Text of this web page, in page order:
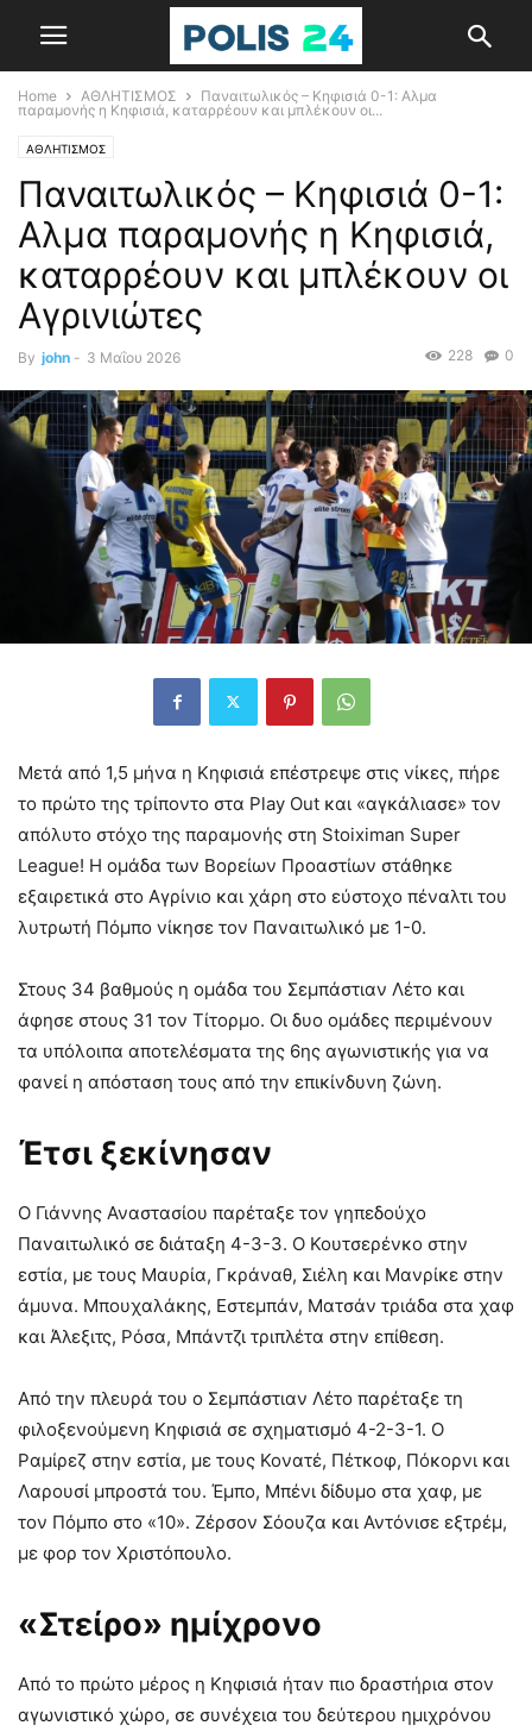
Home ΑΘΛΗΤΙΣΜΟΣ
Παναιτωλικός – Κηφισιά 0-1: Αλμα
παραμονής η Κηφισιά, καταρρέουν και μπλέκουν οι...
ΑΘΛΗΤΙΣΜΟΣ
Παναιτωλικός – Κηφισιά 0-1:
Αλμα παραμονής η Κηφισιά,
καταρρέουν και μπλέκουν οι
Αγρινιώτες
By john - 3 Μαΐου 2026 0
228
Μετά από 1,5 μήνα η Κηφισιά επέστρεψε στις νίκες, πήρε
το πρώτο της τρίποντο στα Play Out και «αγκάλιασε» τον
απόλυτο στόχο της παραμονής στη Stoiximan Super
League! Η ομάδα των Βορείων Προαστίων στάθηκε
εξαιρετικά στο Αγρίνιο και χάρη στο εύστοχο πέναλτι του
λυτρωτή Πόμπο νίκησε τον Παναιτωλικό με 1-0.
Στους 34 βαθμούς η ομάδα του Σεμπάστιαν Λέτο και
άφησε στους 31 τον Τίτορμο. Οι δυο ομάδες περιμένουν
τα υπόλοιπα αποτελέσματα της 6ης αγωνιστικής για να
φανεί η απόσταση τους από την επικίνδυνη ζώνη.
Έτσι ξεκίνησαν
Ο Γιάννης Αναστασίου παρέταξε τον γηπεδούχο
Παναιτωλικό σε διάταξη 4-3-3. Ο Κουτσερένκο στην
εστία, με τους Μαυρία, Γκράναθ, Σιέλη και Μανρίκε στην
άμυνα. Μπουχαλάκης, Εστεμπάν, Ματσάν τριάδα στα χαφ
και Άλεξιτς, Ρόσα, Μπάντζι τριπλέτα στην επίθεση.
Από την πλευρά του ο Σεμπάστιαν Λέτο παρέταξε τη
φιλοξενούμενη Κηφισιά σε σχηματισμό 4-2-3-1. O
Ραμίρεζ στην εστία, με τους Κονατέ, Πέτκοφ, Πόκορνι και
Λαρουσί μπροστά του. Έμπο, Μπένι δίδυμο στα χαφ, με
τον Πόμπο στο «10». Ζέρσον Σόουζα και Αντόνισε εξτρέμ,
με φορ τον Χριστόπουλο.
«Στείρο» ημίχρονο
Από το πρώτο μέρος η Κηφισιά ήταν πιο δραστήρια στον
αγωνιστικό χώρο, σε συνέχεια του δεύτερου ημιχρόνου